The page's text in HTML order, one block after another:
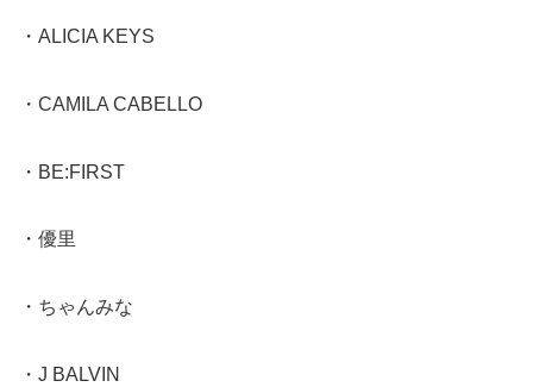
・ALICIA KEYS
・CAMILA CABELLO
・BE:FIRST
・優里
・ちゃんみな
・J BALVIN